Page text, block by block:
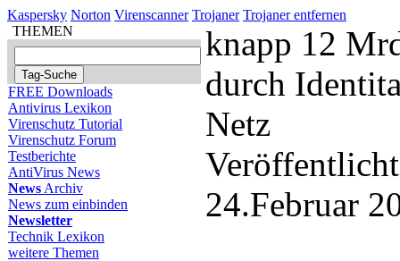
Kaspersky Norton Virenscanner Trojaner Trojaner entfernen
THEMEN
FREE Downloads
Antivirus Lexikon
Virenschutz Tutorial
Virenschutz Forum
Testberichte
AntiVirus News
News Archiv
News zum einbinden
Newsletter
Technik Lexikon
weitere Themen
knapp 12
durch
Netz
24.Februar